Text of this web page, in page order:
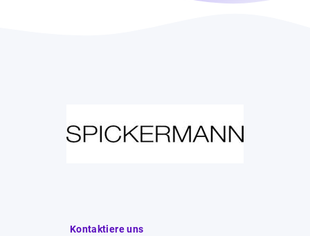
Kontaktiere uns